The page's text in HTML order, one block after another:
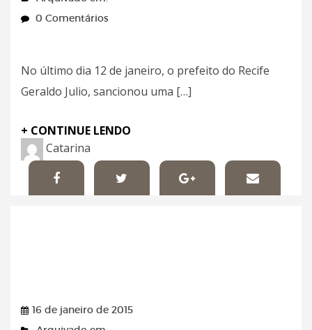
0 Comentários
No último dia 12 de janeiro, o prefeito do Recife
Geraldo Julio, sancionou uma […]
+ CONTINUE LENDO
Catarina
16 de janeiro de 2015